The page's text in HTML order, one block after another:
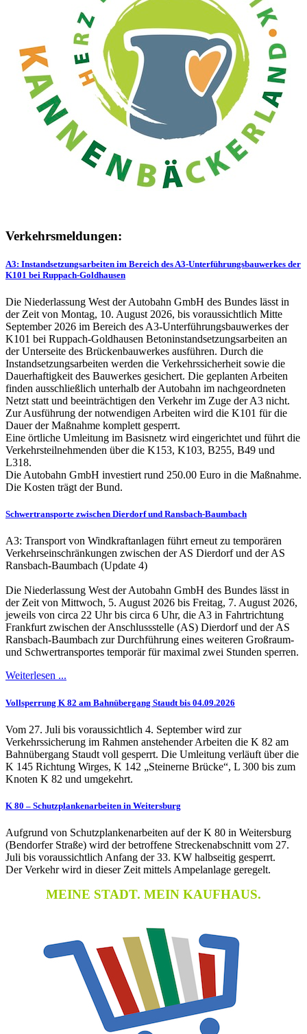
Verkehrsmeldungen:
A3: Instandsetzungsarbeiten im Bereich des A3-Unterführungsbauwerkes der
K101 bei Ruppach-Goldhausen
Die Niederlassung West der Autobahn GmbH des Bundes lässt in
der Zeit von Montag, 10. August 2026, bis voraussichtlich Mitte
September 2026 im Bereich des A3-Unterführungsbauwerkes der
K101 bei Ruppach-Goldhausen Betoninstandsetzungsarbeiten an
der Unterseite des Brückenbauwerkes ausführen. Durch die
Instandsetzungsarbeiten werden die Verkehrssicherheit sowie die
Dauerhaftigkeit des Bauwerkes gesichert. Die geplanten Arbeiten
finden ausschließlich unterhalb der Autobahn im nachgeordneten
Netzt statt und beeinträchtigen den Verkehr im Zuge der A3 nicht.
Zur Ausführung der notwendigen Arbeiten wird die K101 für die
Dauer der Maßnahme komplett gesperrt.
Eine örtliche Umleitung im Basisnetz wird eingerichtet und führt die
Verkehrsteilnehmenden über die K153, K103, B255, B49 und
L318.
Die Autobahn GmbH investiert rund 250.00 Euro in die Maßnahme.
Die Kosten trägt der Bund.
Schwertransporte zwischen Dierdorf und Ransbach-Baumbach
A3: Transport von Windkraftanlagen führt erneut zu temporären
Verkehrseinschränkungen zwischen der AS Dierdorf und der AS
Ransbach-Baumbach (Update 4)
Die Niederlassung West der Autobahn GmbH des Bundes lässt in
der Zeit von Mittwoch, 5. August 2026 bis Freitag, 7. August 2026,
jeweils von circa 22 Uhr bis circa 6 Uhr, die A3 in Fahrtrichtung
Frankfurt zwischen der Anschlussstelle (AS) Dierdorf und der AS
Ransbach-Baumbach zur Durchführung eines weiteren Großraum-
und Schwertransportes temporär für maximal zwei Stunden sperren.
Weiterlesen ...
Vollsperrung K 82 am Bahnübergang Staudt bis 04.09.2026
Vom 27. Juli bis voraussichtlich 4. September wird zur
Verkehrssicherung im Rahmen anstehender Arbeiten die K 82 am
Bahnübergang Staudt voll gesperrt. Die Umleitung verläuft über die
K 145 Richtung Wirges, K 142 „Steinerne Brücke“, L 300 bis zum
Knoten K 82 und umgekehrt.
K 80 – Schutzplankenarbeiten in Weitersburg
Aufgrund von Schutzplankenarbeiten auf der K 80 in Weitersburg
(Bendorfer Straße) wird der betroffene Streckenabschnitt vom 27.
Juli bis voraussichtlich Anfang der 33. KW halbseitig gesperrt.
Der Verkehr wird in dieser Zeit mittels Ampelanlage geregelt.
MEINE STADT. MEIN KAUFHAUS.